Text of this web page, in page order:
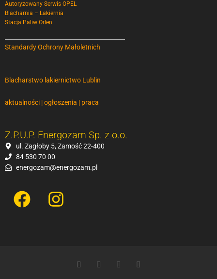
Autoryzowany Serwis OPEL
Blacharnia – Lakiernia
Stacja Paliw Orlen
Standardy Ochrony Małoletnich
Blacharstwo lakiernictwo Lublin
aktualności | ogłoszenia | praca
Z.P.U.P. Energozam Sp. z o.o.
ul. Zagłoby 5, Zamość 22-400
84 530 70 00
energozam@energozam.pl
F
a
I
n
F
T
G
P